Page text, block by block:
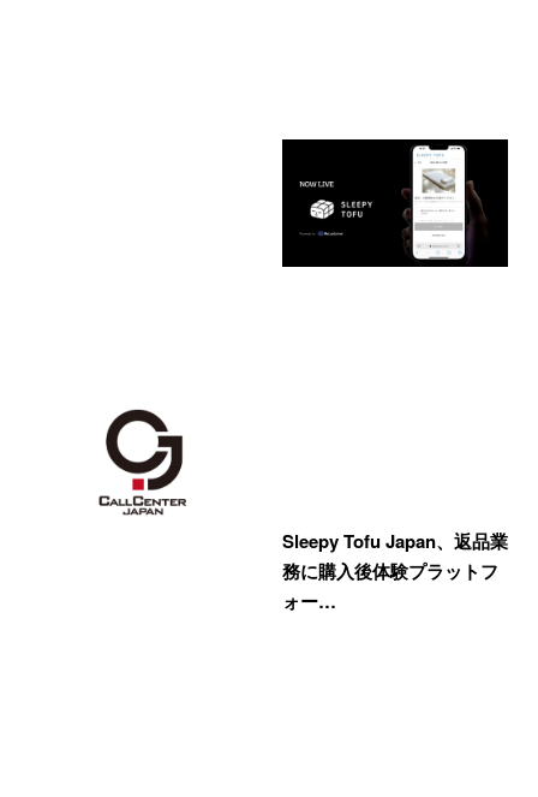
Sleepy Tofu Japan、返品業
務に購入後体験プラットフ
ォー…